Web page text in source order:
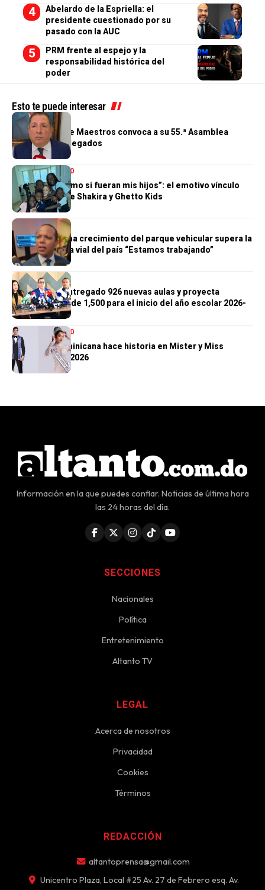
Abelardo de la Espriella: el
presidente cuestionado por su
pasado con la AUC
PRM frente al espejo y la
responsabilidad histórica del
poder
Esto te puede interesar
GENERALES
Cooperativa de Maestros convoca a su 55.ª Asamblea
General de Delegados
ENTRETENIMIENTO
“Los quiero como si fueran mis hijos”: el emotivo vínculo
que nació entre Shakira y Ghetto Kids
GENERALES
Morrison afirma crecimiento del parque vehicular supera la
infraestructura vial del país “Estamos trabajando”
GENERALES
Gobierno ha entregado 926 nuevas aulas y proyecta
alcanzar meta de 1,500 para el inicio del año escolar 2026-
2027
ENTRETENIMIENTO
República Dominicana hace historia en Mister y Miss
Supranational 2026
Información en la que puedes confiar. Noticias de última hora
las 24 horas del día.
SECCIONES
Nacionales
Política
Entretenimiento
Altanto TV
LEGAL
Acerca de nosotros
Privacidad
Cookies
Términos
REDACCIÓN
altantoprensa@gmail.com
Unicentro Plaza, Local #25 Av. 27 de Febrero esq. Av.